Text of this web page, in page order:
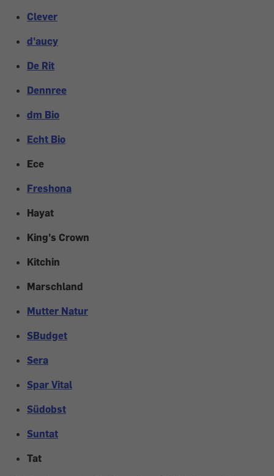
Clever
d'aucy
De Rit
Dennree
dm Bio
Echt Bio
Ece
Freshona
Hayat
King's Crown
Kitchin
Marschland
Mutter Natur
SBudget
Sera
Spar Vital
Südobst
Suntat
Tat